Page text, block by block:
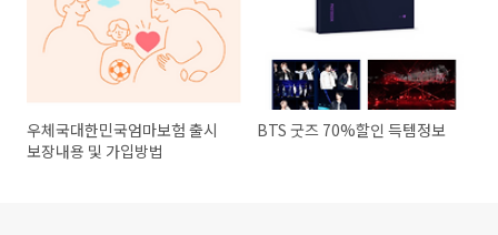
우체국대한민국엄마보험 출시
보장내용 및 가입방법
BTS 굿즈 70%할인 득템정보